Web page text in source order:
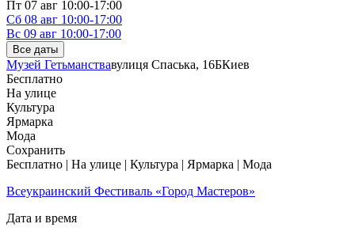
(вул. Лаврська, 9), корпус 3, секція 4
Пт 07 авг 10:00-17:00
Сб 08 авг 10:00-17:00
Вс 09 авг 10:00-17:00
Все даты
Музей Гетьманствавулиця Спаська, 16БКиев
Бесплатно
На улице
Культура
Ярмарка
Мода
Сохранить
Бесплатно | На улице | Культура | Ярмарка | Мода
Всеукраинский Фестиваль «Город Мастеров»
Дата и время